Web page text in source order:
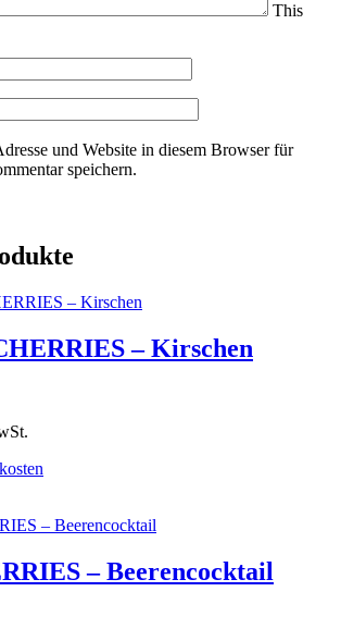
This
und Website in diesem Browser für
speichern.
– Kirschen
– Beerencocktail